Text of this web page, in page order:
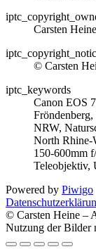
Carsten Heine
© Carsten
iptc_keywords
Canon EOS
NRW,
North
150‑600mm
Teleobjektiv,
Powered by Piwigo
© Carsten Heine –
Nutzung der Bilder